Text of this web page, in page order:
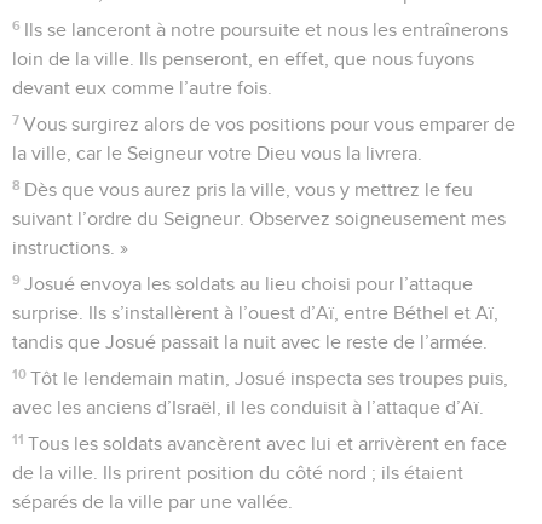
6 Ils se lanceront à notre poursuite et nous les entraînerons
loin de la ville. Ils penseront, en effet, que nous fuyons
devant eux comme l’autre fois.
7 Vous surgirez alors de vos positions pour vous emparer de
la ville, car le Seigneur votre Dieu vous la livrera.
8 Dès que vous aurez pris la ville, vous y mettrez le feu
suivant l’ordre du Seigneur. Observez soigneusement mes
instructions. »
9 Josué envoya les soldats au lieu choisi pour l’attaque
surprise. Ils s’installèrent à l’ouest d’Aï, entre Béthel et Aï,
tandis que Josué passait la nuit avec le reste de l’armée.
10 Tôt le lendemain matin, Josué inspecta ses troupes puis,
avec les anciens d’Israël, il les conduisit à l’attaque d’Aï.
11 Tous les soldats avancèrent avec lui et arrivèrent en face
de la ville. Ils prirent position du côté nord ; ils étaient
séparés de la ville par une vallée.